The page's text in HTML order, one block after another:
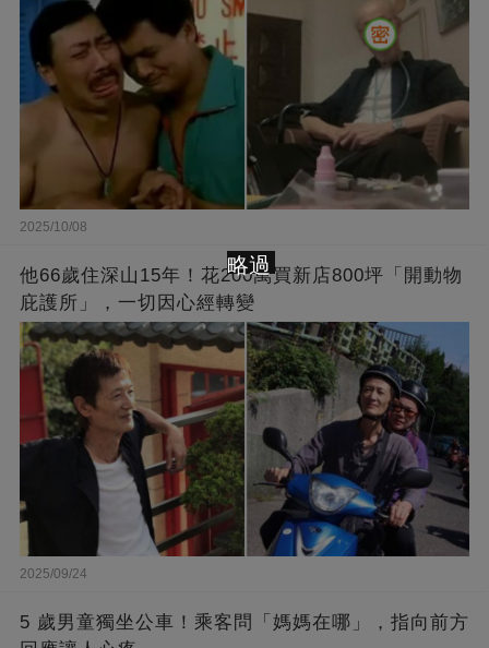
2025/10/08
他66歲住深山15年！花200萬買新店800坪「開動物
庇護所」，一切因心經轉變
2025/09/24
5 歲男童獨坐公車！乘客問「媽媽在哪」，指向前方
略過